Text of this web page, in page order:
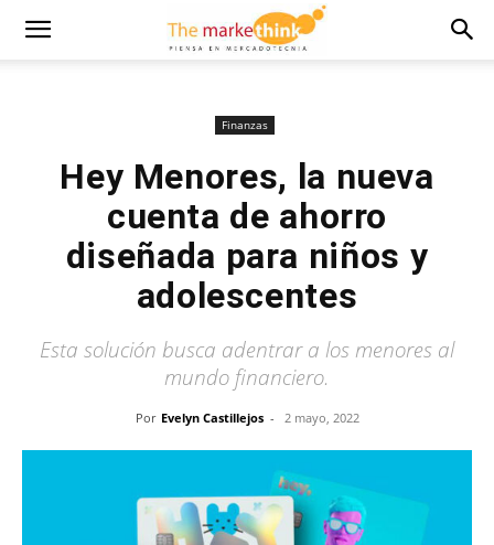
Finanzas
Hey Menores, la nueva
cuenta de ahorro
diseñada para niños y
adolescentes
Esta solución busca adentrar a los menores al
mundo financiero.
Por Evelyn Castillejos - 2 mayo, 2022